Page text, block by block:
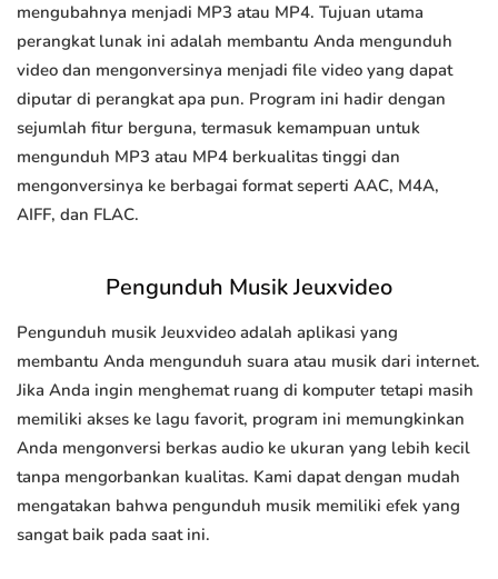
mengubahnya menjadi MP3 atau MP4. Tujuan utama
perangkat lunak ini adalah membantu Anda mengunduh
video dan mengonversinya menjadi file video yang dapat
diputar di perangkat apa pun. Program ini hadir dengan
sejumlah fitur berguna, termasuk kemampuan untuk
mengunduh MP3 atau MP4 berkualitas tinggi dan
mengonversinya ke berbagai format seperti AAC, M4A,
AIFF, dan FLAC.
Pengunduh Musik Jeuxvideo
Pengunduh musik Jeuxvideo adalah aplikasi yang
membantu Anda mengunduh suara atau musik dari internet.
Jika Anda ingin menghemat ruang di komputer tetapi masih
memiliki akses ke lagu favorit, program ini memungkinkan
Anda mengonversi berkas audio ke ukuran yang lebih kecil
tanpa mengorbankan kualitas. Kami dapat dengan mudah
mengatakan bahwa pengunduh musik memiliki efek yang
sangat baik pada saat ini.